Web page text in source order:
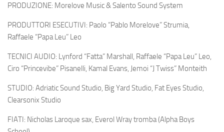
PRODUZIONE: Morelove Music & Salento Sound System
PRODUTTORI ESECUTIVI: Paolo “Pablo Morelove” Strumia,
Raffaele “Papa Leu” Leo
TECNICI AUDIO: Lynford “Fatta” Marshall, Raffaele “Papa Leu” Leo,
Ciro “Princevibe” Pisanelli, Kamal Evans, Jemoi “J Twiss” Monteith
STUDIO: Adriatic Sound Studio, Big Yard Studio, Fat Eyes Studio,
Clearsonix Studio
FIATI: Nicholas Laroque sax, Everol Wray tromba (Alpha Boys